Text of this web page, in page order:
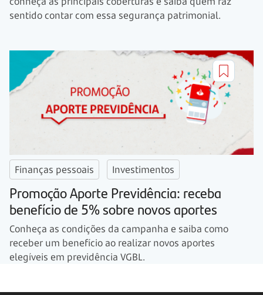
sentido contar com essa segurança patrimonial.
Finanças pessoais Investimentos
Promoção Aporte Previdência: receba
benefício de 5% sobre novos aportes
Conheça as condições da campanha e saiba como
receber um benefício ao realizar novos aportes
elegíveis em previdência VGBL.